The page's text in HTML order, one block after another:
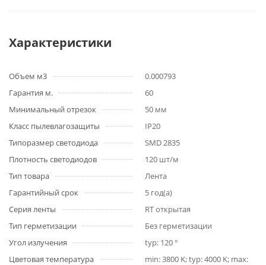
Характеристики
Объем м3
0.000793
Гарантия м.
60
Минимальный отрезок
50 мм
Класс пылевлагозащиты
IP20
Типоразмер светодиода
SMD 2835
Плотность светодиодов
120 шт/м
Тип товара
Лента
Гарантийный срок
5 год(а)
Серия ленты
RT открытая
Тип герметизации
Без герметизации
Угол излучения
typ: 120 °
Цветовая температура
min: 3800 K; typ: 4000 K; max: